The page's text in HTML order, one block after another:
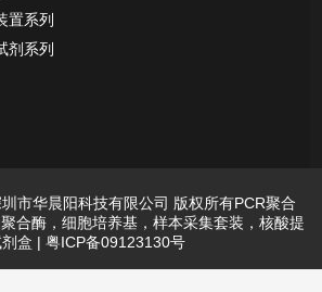
置系列
剂系列
市华晨阳科技有限公司 版权所有PCR聚合
合酶，细胞培养基，样本采集套装，核酸提
盒 | 粤ICP备09123130号